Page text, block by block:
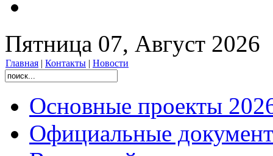
Пятница 07, Август 2026
Главная | Контакты | Новости
Основные проекты
Официальные